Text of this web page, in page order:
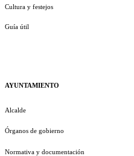
Cultura y festejos
Guía útil
AYUNTAMIENTO
Alcalde
Órganos de gobierno
Normativa y documentación